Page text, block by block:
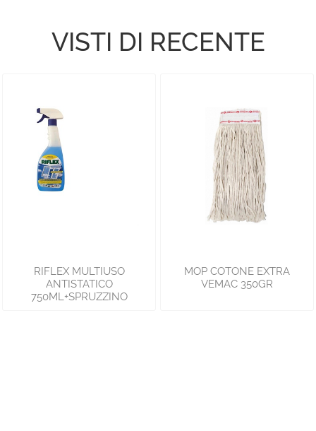
VISTI DI RECENTE
RIFLEX MULTIUSO
ANTISTATICO
750ML+SPRUZZINO
MOP COTONE EXTRA
VEMAC 350GR